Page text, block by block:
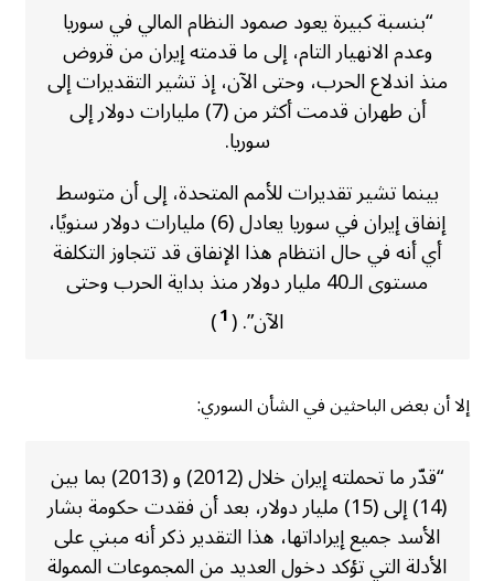
“بنسبة كبيرة يعود صمود النظام المالي في سوريا
وعدم الانهيار التام، إلى ما قدمته إيران من قروض
منذ اندلاع الحرب، وحتى الآن، إذ تشير التقديرات إلى
أن طهران قدمت أكثر من (7) مليارات دولار إلى
سوريا.
بينما تشير تقديرات للأمم المتحدة، إلى أن متوسط
إنفاق إيران في سوريا يعادل (6) مليارات دولار سنويًا،
أي أنه في حال انتظام هذا الإنفاق قد تتجاوز التكلفة
مستوى الـ40 مليار دولار منذ بداية الحرب وحتى
الآن”. (1
)
إلا أن بعض الباحثين في الشأن السوري:
“قدّر ما تحملته إيران خلال (2012) و (2013) بما بين
(14) إلى (15) مليار دولار، بعد أن فقدت حكومة بشار
الأسد جميع إيراداتها، هذا التقدير ذكر أنه مبني على
الأدلة التي تؤكد دخول العديد من المجموعات الممولة